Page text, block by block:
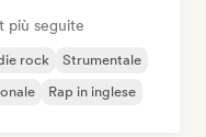
più seguite
rock
Strumentale
Rap in inglese